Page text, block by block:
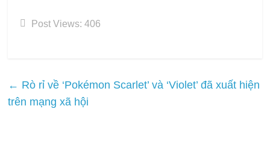
Post Views: 406
← Rò rỉ về ‘Pokémon Scarlet’ và ‘Violet’ đã xuất hiện
trên mạng xã hội